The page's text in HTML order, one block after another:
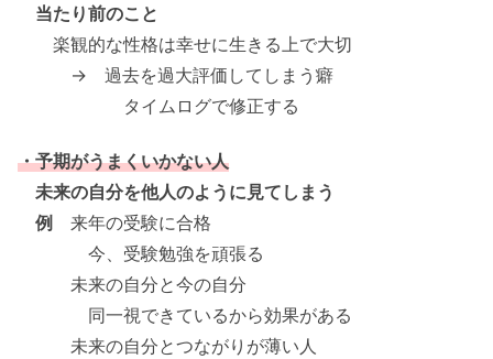
当たり前のこと
楽観的な性格は幸せに生きる上で大切
→ 過去を過大評価してしまう癖
タイムログで修正する
・予期がうまくいかない人
未来の自分を他人のように見てしまう
例
来年の受験に合格
今、受験勉強を頑張る
未来の自分と今の自分
同一視できているから効果がある
未来の自分とつながりが薄い人